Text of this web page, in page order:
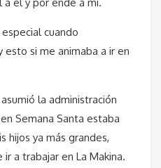
a el y por ende a mí.
cuando
esto si me animaba a ir en
la administración
Semana Santa estaba
hijos ya más grandes,
a trabajar en La Makina.